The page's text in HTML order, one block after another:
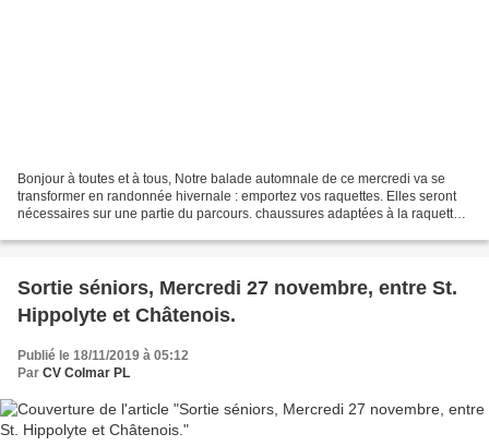
Bonjour à toutes et à tous, Notre balade automnale de ce mercredi va se
transformer en randonnée hivernale : emportez vos raquettes. Elles seront
nécessaires sur une partie du parcours. chaussures adaptées à la raquette,
Sortie séniors, Mercredi 27 novembre, entre St.
Hippolyte et Châtenois.
Publié le 18/11/2019 à 05:12
Par CV Colmar PL